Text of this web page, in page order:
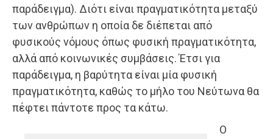
παράδειγμα). Διότι είναι πραγματικότητα μεταξύ
των ανθρώπων η οποία δε διέπεται από
φυσικούς νόμους όπως φυσική πραγματικότητα,
αλλά από κοινωνικές συμβάσεις. Έτσι για
παράδειγμα, η βαρύτητα είναι μία φυσική
πραγματικότητα, καθώς το μήλο του Νεύτωνα θα
πέφτει πάντοτε προς τα κάτω.
Ο